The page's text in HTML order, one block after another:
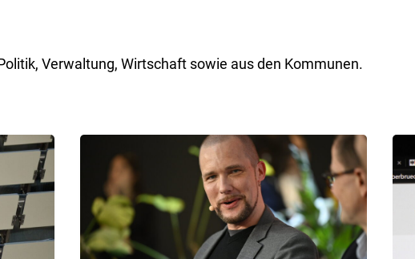
Verwaltung, Wirtschaft sowie aus den Kommunen.